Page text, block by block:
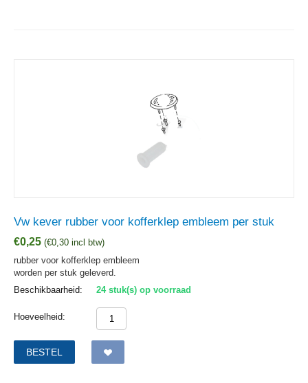
Vw kever rubber voor kofferklep embleem per stuk
€0,25 (€0,30 incl btw)
rubber voor kofferklep embleem
worden per stuk geleverd.
Beschikbaarheid:
24 stuk(s) op voorraad
Hoeveelheid:
BESTEL